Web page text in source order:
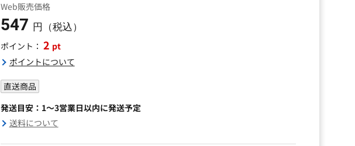
Web販売価格
547 円（税込）
ポイント： 2 pt
ポイントについて
直送商品
発送目安：1～3営業日以内に発送予定
送料について